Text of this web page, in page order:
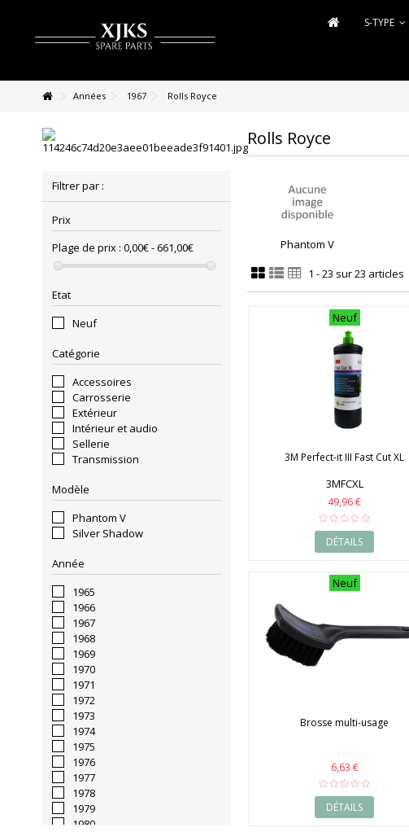
S-TYPE
Années 1967 Rolls Royce
Filtrer par :
Prix
Plage de prix : 0,00€ - 661,00€
Etat
Neuf
Catégorie
Accessoires
Carrosserie
Extérieur
Intérieur et audio
Sellerie
Transmission
Modèle
Phantom V
Silver Shadow
Année
1965
1966
1967
1968
1969
1970
1971
1972
1973
1974
1975
1976
1977
1978
1979
1980
Rolls Royce
Phantom V
1 - 23 sur 23 articles
Neuf
3M Perfect-it III Fast Cut XL
3MFCXL
49,96 €
DÉTAILS
Neuf
Brosse multi-usage
6,63 €
DÉTAILS